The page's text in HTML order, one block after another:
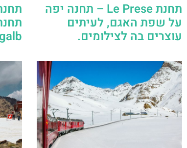
תחנת Le Prese – תחנה יפה
על שפת האגם, לעיתים
עוצרים בה לצילומים.